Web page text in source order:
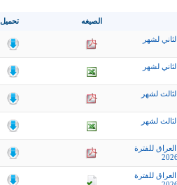
تحميل الصيغه
لشهر
لشهر
لشهر
لشهر
للفترة
للفترة